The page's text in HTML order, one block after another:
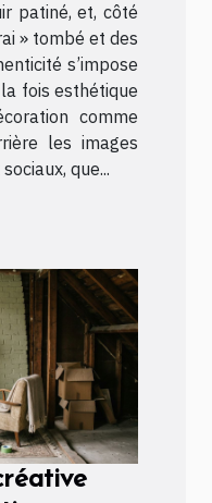
patiné, et, côté
» tombé et des
s’impose
fois esthétique
comme
les images
que...